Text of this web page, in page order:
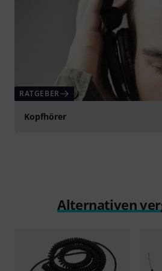
RATGEBER
Kopfhörer
Alternativen